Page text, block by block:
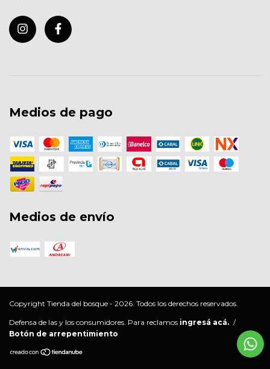
Medios de pago
Medios de envío
Copyright Tienda del bosque - 2026. Todos los derechos reservados.
Defensa de las y los consumidores. Para reclamos ingresá acá. /
Botón de arrepentimiento